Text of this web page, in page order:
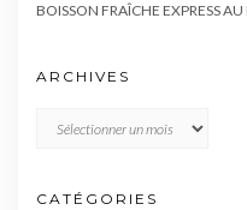
BOISSON FRAÎCHE EXPRESS
ARCHIVES
CATÉGORIES